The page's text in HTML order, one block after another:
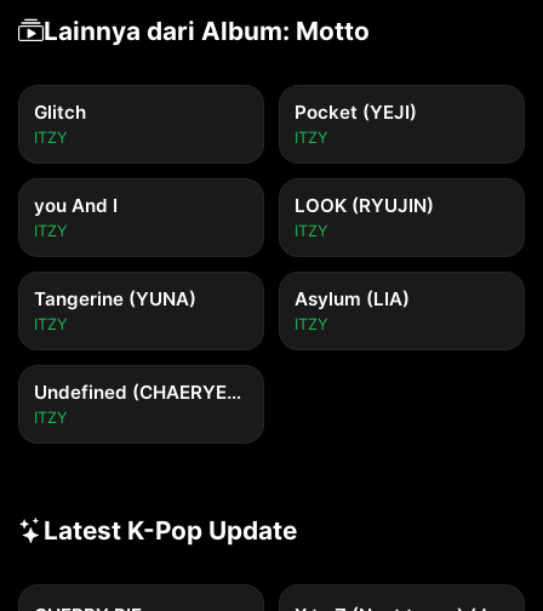
Ain't, ain't nobody like you, you, you
너를 향해 멈추지 않아, ah
Now I know
널, 널 닮아 눈부실 my everything
날 비춘 너
Want you so bad 'cause you are my motto, oh
[Interlude]
Mo-mo-mo-mo-mo-motto
Mo-mo-mo-mo
[Verse 2: Yeji, Yuna, Chaeryeong]
망설이던 밤은 over (Yeah)
뜨거운 숨이
Lainnya dari Album: Motto
Glitch
ITZY
Pocket (YEJI)
ITZY
you And I
ITZY
LOOK (RYUJIN)
ITZY
Tangerine (YUNA)
ITZY
Asylum (LIA)
ITZY
Undefined (CHAERYEONG)
ITZY
Latest K-Pop Update